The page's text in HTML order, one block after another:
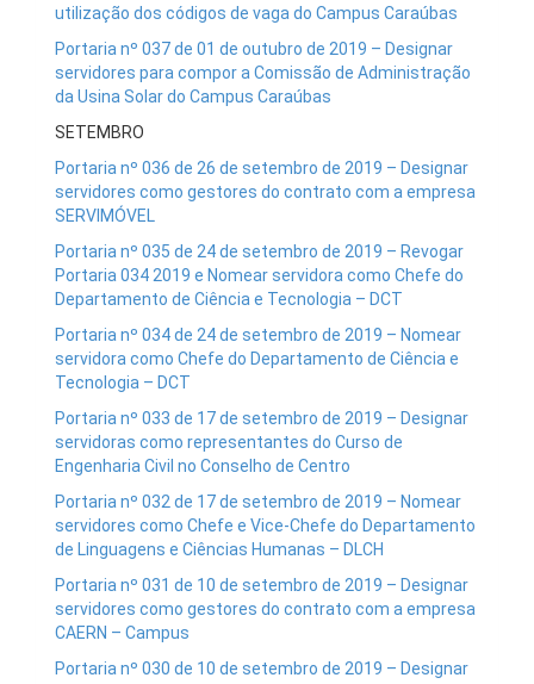
utilização dos códigos de vaga do Campus Caraúbas
Portaria nº 037 de 01 de outubro de 2019 – Designar
servidores para compor a Comissão de Administração
da Usina Solar do Campus Caraúbas
SETEMBRO
Portaria nº 036 de 26 de setembro de 2019 – Designar
servidores como gestores do contrato com a empresa
SERVIMÓVEL
Portaria nº 035 de 24 de setembro de 2019 – Revogar
Portaria 034 2019 e Nomear servidora como Chefe do
Departamento de Ciência e Tecnologia – DCT
Portaria nº 034 de 24 de setembro de 2019 – Nomear
servidora como Chefe do Departamento de Ciência e
Tecnologia – DCT
Portaria nº 033 de 17 de setembro de 2019 – Designar
servidoras como representantes do Curso de
Engenharia Civil no Conselho de Centro
Portaria nº 032 de 17 de setembro de 2019 – Nomear
servidores como Chefe e Vice-Chefe do Departamento
de Linguagens e Ciências Humanas – DLCH
Portaria nº 031 de 10 de setembro de 2019 – Designar
servidores como gestores do contrato com a empresa
CAERN – Campus
Portaria nº 030 de 10 de setembro de 2019 – Designar